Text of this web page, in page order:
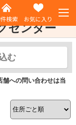
検索 お気に入り
センター
む
への問い合わせは当